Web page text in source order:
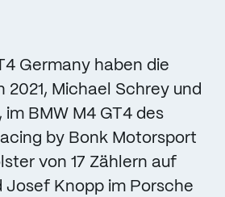
Germany haben die
2021, Michael Schrey und
im BMW M4 GT4 des
by Bonk Motorsport
von 17 Zählern auf
Josef Knopp im Porsche